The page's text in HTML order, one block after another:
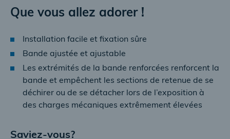
Que vous allez adorer !
Installation facile et fixation sûre
Bande ajustée et ajustable
Les extrémités de la bande renforcées renforcent la
bande et empêchent les sections de retenue de se
déchirer ou de se détacher lors de l’exposition à
des charges mécaniques extrêmement élevées
Saviez-vous?